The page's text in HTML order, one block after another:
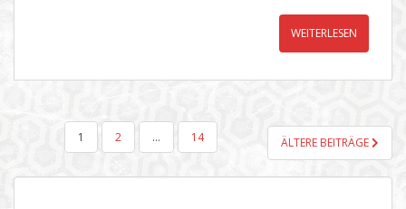
WEITERLESEN
SEITENNUMMERIERUNG
BEITRÄGE
1 2 … 14 ÄLTERE BEITRÄGE